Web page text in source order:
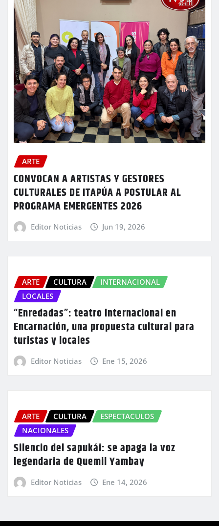
ARTE
CONVOCAN A ARTISTAS Y GESTORES
CULTURALES DE ITAPÚA A POSTULAR AL
PROGRAMA EMERGENTES 2026
Editor Noticias Jun 19, 2026
ARTE CULTURA
INTERNACIONAL
LOCALES
“Enredadas”: teatro internacional en
Encarnación, una propuesta cultural para
turistas y locales
Editor Noticias Ene 15, 2026
ARTE CULTURA
ESPECTACULOS
NACIONALES
Silencio del sapukái: se apaga la voz
legendaria de Quemil Yambay
Editor Noticias Ene 14, 2026